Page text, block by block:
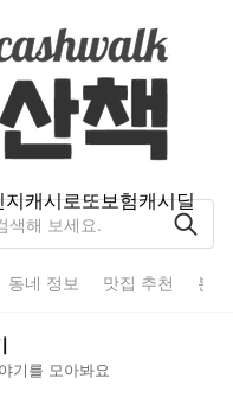
지캐시로또보험캐시딜
동네 정보 맛집 추천 분
기를 모아봐요